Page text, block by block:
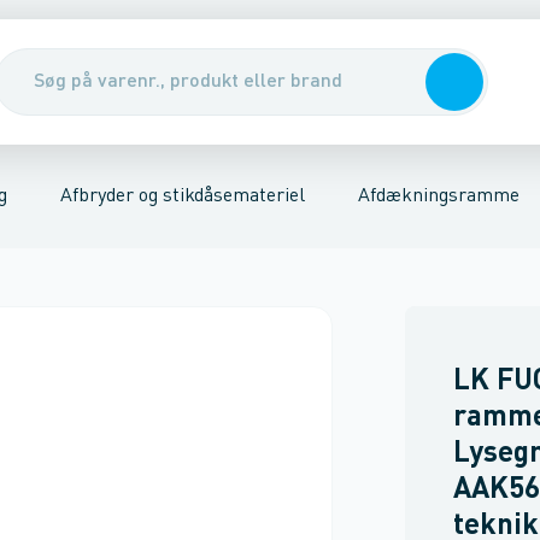
Kabler, rør & jording/udligningTavler, kabelskabe & DIN-
Afbryder og stikdåsemateriel Afdækningsramme
Udendørs stikkontakterStikkontakter Trykknap
LK
teknik